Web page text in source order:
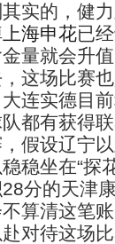
实的，健
上海申花已
量就会升
这场比赛
实德目前
都有获得
，假设辽宁
稳坐在“探
分的天津
算清这笔
对待这场